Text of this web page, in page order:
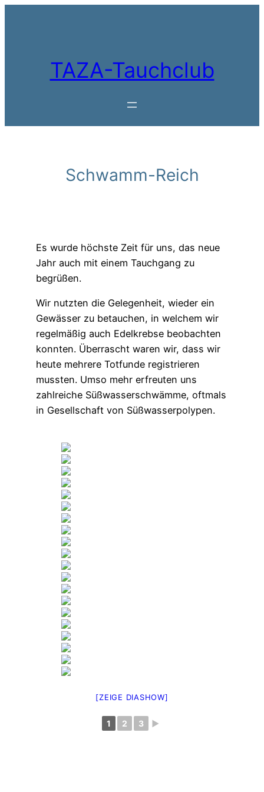
TAZA-Tauchclub
Schwamm-Reich
Es wurde höchste Zeit für uns, das neue
Jahr auch mit einem Tauchgang zu
begrüßen.
Wir nutzten die Gelegenheit, wieder ein
Gewässer zu betauchen, in welchem wir
regelmäßig auch Edelkrebse beobachten
konnten. Überrascht waren wir, dass wir
heute mehrere Totfunde registrieren
mussten. Umso mehr erfreuten uns
zahlreiche Süßwasserschwämme, oftmals
in Gesellschaft von Süßwasserpolypen.
[ZEIGE DIASHOW]
1 2 3 ►